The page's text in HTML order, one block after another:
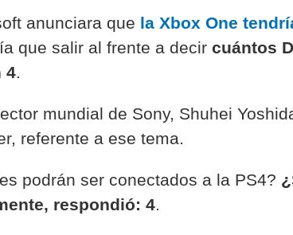
anunciara que la Xbox One
que salir al frente a decir cuántos
4.
mundial de Sony, Shuhei
referente a ese tema.
podrán ser conectados a la PS4?
respondió: 4.